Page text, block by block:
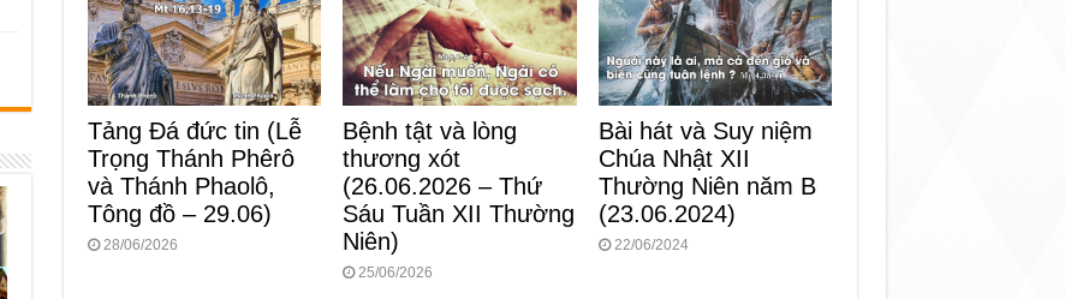
Tảng Đá đức tin (Lễ
Trọng Thánh Phêrô
và Thánh Phaolô,
Tông đồ – 29.06)
28/06/2026
Bệnh tật và lòng
thương xót
(26.06.2026 – Thứ
Sáu Tuần XII Thường
Niên)
25/06/2026
Bài hát và Suy niệm
Chúa Nhật XII
Thường Niên năm B
(23.06.2024)
22/06/2024